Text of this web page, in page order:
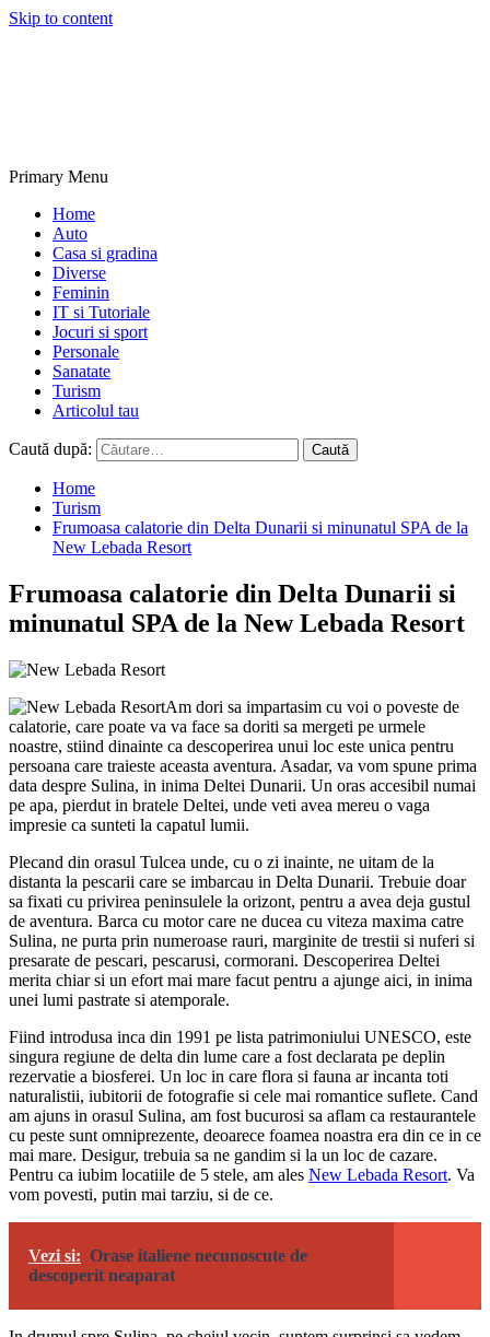
Skip to content
Primary Menu
Home
Auto
Casa si gradina
Diverse
Feminin
IT si Tutoriale
Jocuri si sport
Personale
Sanatate
Turism
Articolul tau
Caută după:
Home
Turism
Frumoasa calatorie din Delta Dunarii si minunatul SPA de la
New Lebada Resort
Frumoasa calatorie din Delta Dunarii si
minunatul SPA de la New Lebada Resort
Am dori sa impartasim cu voi o poveste de
calatorie, care poate va va face sa doriti sa mergeti pe urmele
noastre, stiind dinainte ca descoperirea unui loc este unica pentru
persoana care traieste aceasta aventura. Asadar, va vom spune prima
data despre Sulina, in inima Deltei Dunarii. Un oras accesibil numai
pe apa, pierdut in bratele Deltei, unde veti avea mereu o vaga
impresie ca sunteti la capatul lumii.
Plecand din orasul Tulcea unde, cu o zi inainte, ne uitam de la
distanta la pescarii care se imbarcau in Delta Dunarii. Trebuie doar
sa fixati cu privirea peninsulele la orizont, pentru a avea deja gustul
de aventura. Barca cu motor care ne ducea cu viteza maxima catre
Sulina, ne purta prin numeroase rauri, marginite de trestii si nuferi si
presarate de pescari, pescarusi, cormorani. Descoperirea Deltei
merita chiar si un efort mai mare facut pentru a ajunge aici, in inima
unei lumi pastrate si atemporale.
Fiind introdusa inca din 1991 pe lista patrimoniului UNESCO, este
singura regiune de delta din lume care a fost declarata pe deplin
rezervatie a biosferei. Un loc in care flora si fauna ar incanta toti
naturalistii, iubitorii de fotografie si cele mai romantice suflete. Cand
am ajuns in orasul Sulina, am fost bucurosi sa aflam ca restaurantele
cu peste sunt omniprezente, deoarece foamea noastra era din ce in ce
mai mare. Desigur, trebuia sa ne gandim si la un loc de cazare.
Pentru ca iubim locatiile de 5 stele, am ales New Lebada Resort. Va
vom povesti, putin mai tarziu, si de ce.
Vezi si: Orase italiene necunoscute de
descoperit neaparat